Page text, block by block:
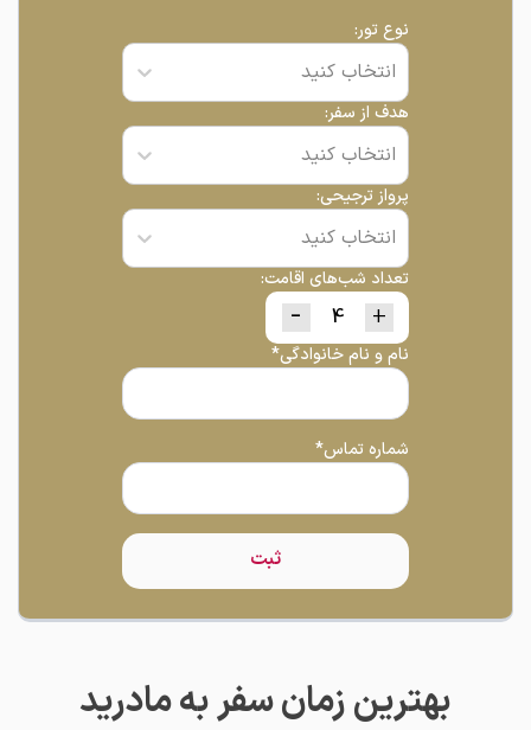
نوع تور:
انتخاب کنید
هدف از سفر:
انتخاب کنید
پرواز ترجیحی:
انتخاب کنید
تعداد شب‌های اقامت:
+
-
نام و نام خانوادگی*
شماره تماس*
ثبت
بهترین زمان سفر به مادرید